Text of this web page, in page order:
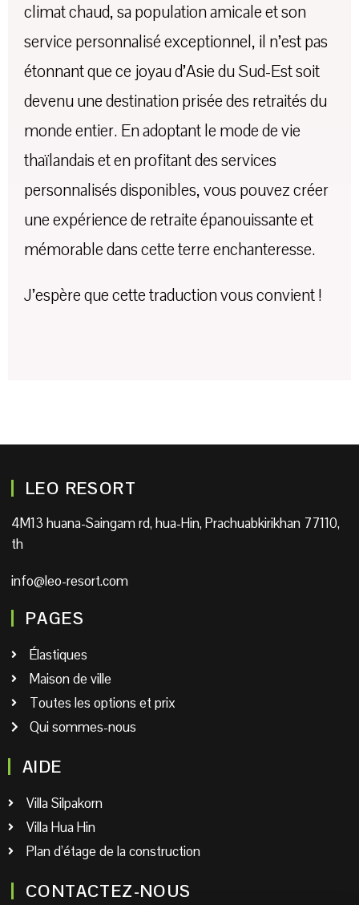
climat chaud, sa population amicale et son
service personnalisé exceptionnel, il n’est pas
étonnant que ce joyau d’Asie du Sud-Est soit
devenu une destination prisée des retraités du
monde entier. En adoptant le mode de vie
thaïlandais et en profitant des services
personnalisés disponibles, vous pouvez créer
une expérience de retraite épanouissante et
mémorable dans cette terre enchanteresse.
J’espère que cette traduction vous convient !
LEO RESORT
4M13 huana-Saingam rd, hua-Hin, Prachuabkirikhan 77110,
th
info@leo-resort.com
PAGES
Élastiques
Maison de ville
Toutes les options et prix
Qui sommes-nous
AIDE
Villa Silpakorn
Villa Hua Hin
Plan d’étage de la construction
CONTACTEZ-NOUS